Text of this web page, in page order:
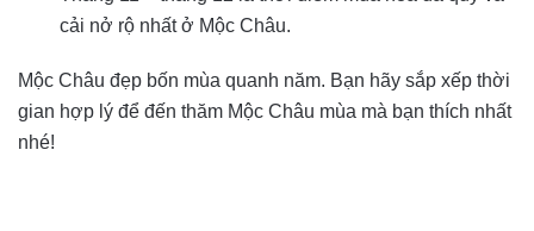
cải nở rộ nhất ở Mộc Châu.
Mộc Châu đẹp bốn mùa quanh năm. Bạn hãy sắp xếp thời
gian hợp lý để đến thăm Mộc Châu mùa mà bạn thích nhất
nhé!